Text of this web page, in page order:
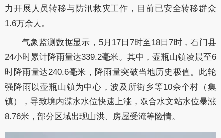
力开展人员转移与防汛救灾工作，目前已安全转移群众
1.6万余人。
气象监测数据显示，5月17日7时至18日7时，石门县
24小时累计降雨量达339.2毫米。其中，壶瓶山镇凌晨至6
时降雨量达240.6毫米，降雨量突破当地历史极值。此轮
强降雨以壶瓶山镇为中心，波及所街乡等10余个村（集
镇），导致境内渫水水位快速上涨，双合水文站水位暴涨
8.76米，部分区域出现山洪、房屋受淹等险情。